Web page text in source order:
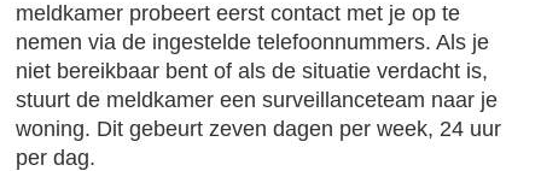
meldkamer probeert eerst contact met je op te
nemen via de ingestelde telefoonnummers. Als je
niet bereikbaar bent of als de situatie verdacht is,
stuurt de meldkamer een surveillanceteam naar je
woning. Dit gebeurt zeven dagen per week, 24 uur
per dag.